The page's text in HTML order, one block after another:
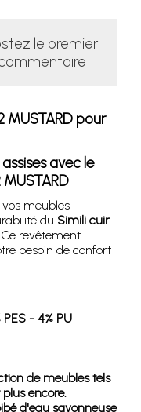
le premier
MUSTARD pour
avec le
meubles
du Simili cuir
revêtement
besoin de confort
- 4% PU
de meubles tels
encore.
d'eau savonneuse